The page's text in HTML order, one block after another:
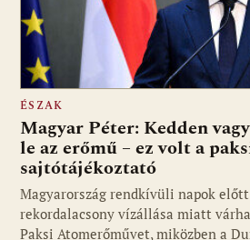
ÉSZAK
Magyar Péter: Kedden
le az erőmű – ez volt a
sajtótájékoztató
Magyarország rendkívüli napok
rekordalacsony vízállása miatt
Paksi Atomerőművet, miközben a